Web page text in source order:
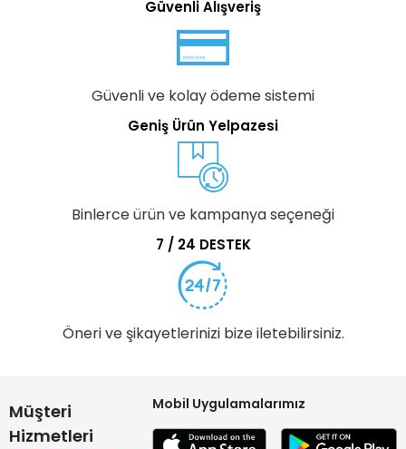
Güvenli Alışveriş
Güvenli ve kolay ödeme sistemi
Geniş Ürün Yelpazesi
Binlerce ürün ve kampanya seçeneği
7 / 24 DESTEK
Öneri ve şikayetlerinizi bize iletebilirsiniz.
Müşteri
Hizmetleri
Mobil Uygulamalarımız